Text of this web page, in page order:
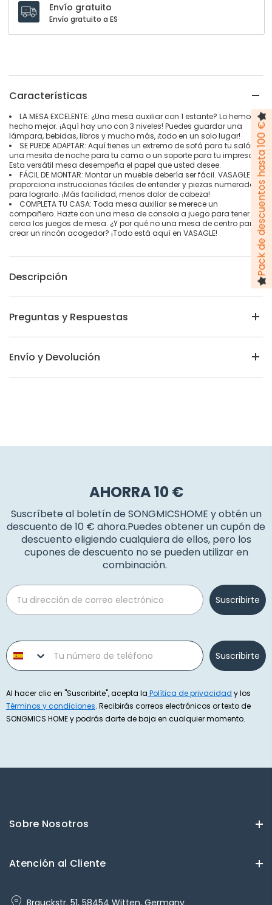
Envío gratuito
Envío gratuito a ES
Características
LA MESA EXCELENTE: ¿Una mesa auxiliar con 1 estante? Lo hemos
hecho mejor. ¡Aquí hay uno con 3 niveles! Puedes guardar una
lámpara, bebidas, libros y mucho más, ¡todo en un solo lugar!
SE PUEDE ADAPTAR: Aquí tienes un extremo de sofá para tu salón,
una mesita de noche para tu cama o un soporte para tu impresora.
Esta versátil mesa desempeña el papel que usted desee.
FÁCIL DE MONTAR: Montar un mueble debería ser fácil. VASAGLE
proporciona instrucciones fáciles de entender y piezas numeradas
para lograrlo. ¡Más facilidad, menos dolor de cabeza!
COMPLETA TU CASA: Toda mesa auxiliar se merece un
compañero. Hazte con una mesa de consola a juego para tener
cerca los juegos de mesa. ¿Y por qué no una mesa de centro para
crear un rincón acogedor? ¡Todo está aquí en VASAGLE!
Descripción
Preguntas y Respuestas
Envío y Devolución
AHORRA 10 €
Suscríbete al boletín de SONGMICSHOME y obtén un
descuento de 10 € ahora.Puedes obtener un cupón de
descuento eligiendo cualquiera de ellos, pero los
cupones de descuento no se pueden utilizar en
combinación.
Email
Suscribirte
Phone number
Suscribirte
Al hacer clic en "Suscribirte", acepta la Política de privacidad y los
Términos y condiciones. Recibirás correos electrónicos or texto de
SONGMICS HOME y podrás darte de baja en cualquier momento.
Sobre Nosotros
Atención al Cliente
Pack de descuentos hasta 100 €